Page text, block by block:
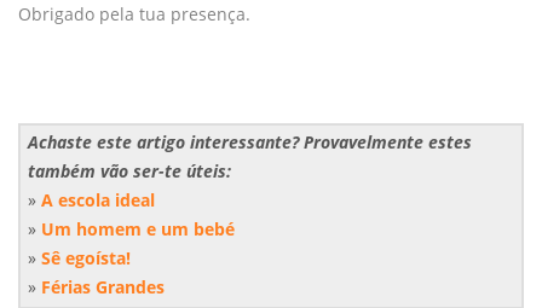
Obrigado pela tua presença.
Achaste este artigo interessante? Provavelmente estes
também vão ser-te úteis:
» A escola ideal
» Um homem e um bebé
» Sê egoísta!
» Férias Grandes